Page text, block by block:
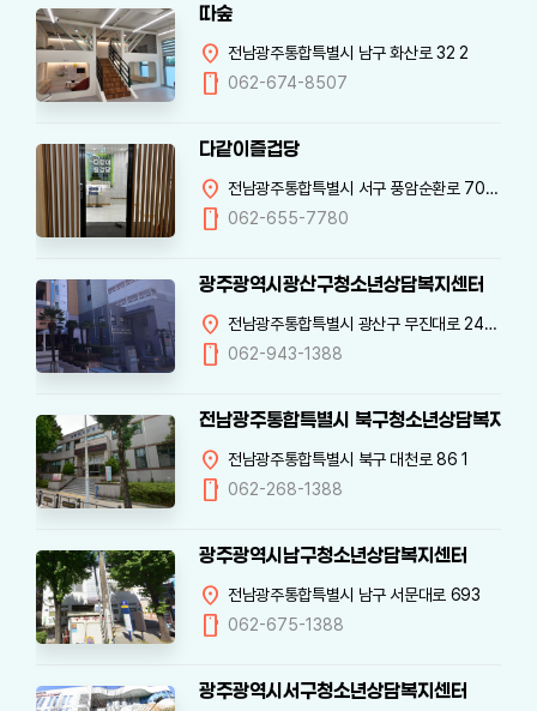
따숲
location_on 전남광주통합특별시 남구 화산로 32 2
mobile 062-674-8507
다같이즐겁당
location_on 전남광주통합특별시 서구 풍암순환로 70 남양현대아파트 관리동 3층
mobile 062-655-7780
광주광역시광산구청소년상담복지센터
location_on 전남광주통합특별시 광산구 무진대로 246-7 2
mobile 062-943-1388
전남광주통합특별시 북구청소년상담복지센
location_on 전남광주통합특별시 북구 대천로 86 1
mobile 062-268-1388
광주광역시남구청소년상담복지센터
location_on 전남광주통합특별시 남구 서문대로 693
mobile 062-675-1388
광주광역시서구청소년상담복지센터